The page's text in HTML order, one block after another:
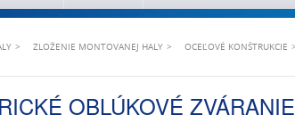
ZLOŽENIE MONTOVANEJ HALY OCEĽOVÉ KONŠTRUKCIE
OBLÚKOVÉ ZVÁRANIE